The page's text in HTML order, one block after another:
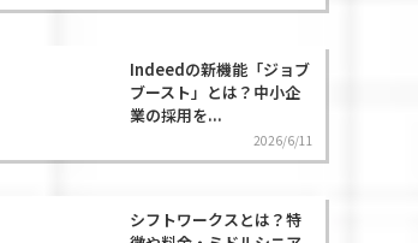
Indeedの新機能「ジョブ
ブースト」とは？中小企
業の採用を...
2026/6/11
シフトワークスとは？特